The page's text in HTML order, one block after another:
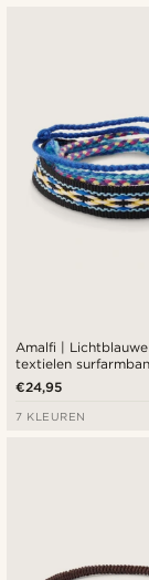
Amalfi |
textielen
€24,95
7 KLEUREN